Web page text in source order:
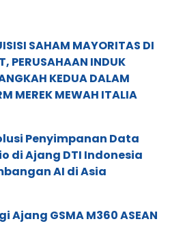
SAHAM MAYORITAS DI
PERUSAHAAN INDUK
KEDUA DALAM
MEREK MEWAH ITALIA
Penyimpanan Data
di Ajang DTI Indonesia
AI di Asia
GSMA M360 ASEAN